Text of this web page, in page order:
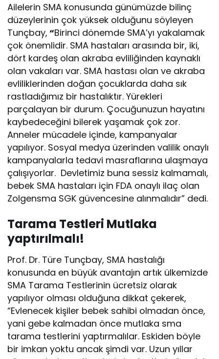
Ailelerin SMA konusunda günümüzde bilinç
düzeylerinin çok yüksek olduğunu söyleyen
Tunçbay, “Birinci dönemde SMA’yı yakalamak
çok önemlidir. SMA hastaları arasında bir, iki,
dört kardeş olan akraba evliliğinden kaynaklı
olan vakaları var. SMA hastası olan ve akraba
evliliklerinden doğan çocuklarda daha sık
rastladığımız bir hastalıktır. Yürekleri
parçalayan bir durum. Çocuğunuzun hayatını
kaybedeceğini bilerek yaşamak çok zor.
Anneler mücadele içinde, kampanyalar
yapılıyor. Sosyal medya üzerinden valilik onaylı
kampanyalarla tedavi masraflarına ulaşmaya
çalışıyorlar. Devletimiz buna sessiz kalmamalı,
bebek SMA hastaları için FDA onaylı ilaç olan
Zolgensma SGK güvencesine alınmalıdır” dedi.
Tarama Testleri Mutlaka
yaptırılmalı!
Prof. Dr. Türe Tunçbay, SMA hastalığı
konusunda en büyük avantajın artık ülkemizde
SMA Tarama Testlerinin ücretsiz olarak
yapılıyor olması olduğuna dikkat çekerek,
“Evlenecek kişiler bebek sahibi olmadan önce,
yani gebe kalmadan önce mutlaka sma
tarama testlerini yaptırmalılar. Eskiden böyle
bir imkan yoktu ancak şimdi var. Uzun yıllar